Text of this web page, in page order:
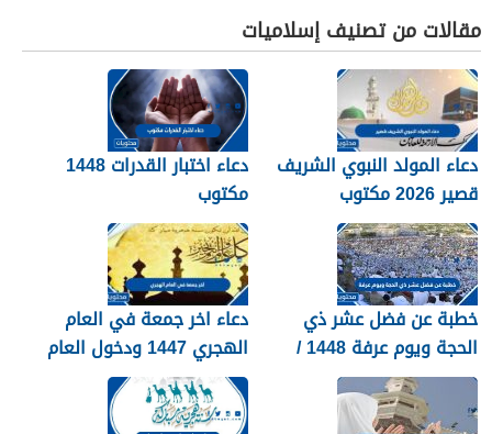
مقالات من تصنيف إسلاميات
دعاء المولد النبوي الشريف
قصير 2026 مكتوب
دعاء اختبار القدرات 1448
مكتوب
خطبة عن فضل عشر ذي
الحجة ويوم عرفة 1448 /
2026
دعاء اخر جمعة في العام
الهجري 1447 ودخول العام
الجديد 1448